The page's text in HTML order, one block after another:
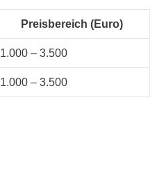
Preisbereich (Euro)
1.000 – 3.500
1.000 – 3.500